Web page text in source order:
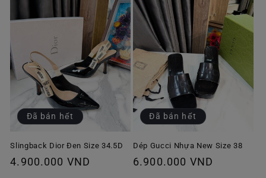
Đã bán hết
Slingback Dior Đen Size 34.5D
Giá
4.900.000 VND
Đã bán hết
Dép Gucci Nhựa New Size 38
Giá
6.900.000 VND